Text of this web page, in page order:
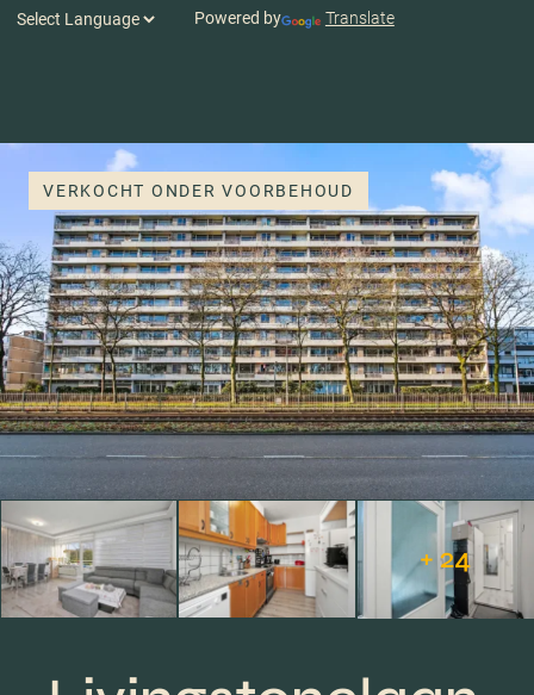
Powered by Translate
VERKOCHT ONDER VOORBEHOUD
+ 24